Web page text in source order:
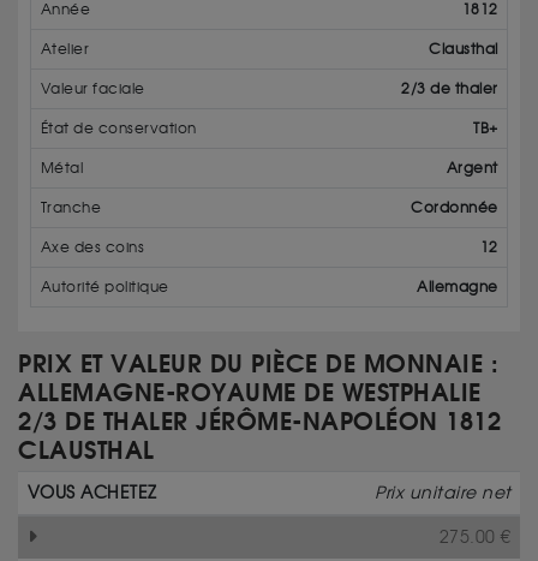
Année 1812
Atelier Clausthal
Valeur faciale 2/3 de thaler
État de conservation TB+
Métal Argent
Tranche Cordonnée
Axe des coins 12
Autorité politique Allemagne
PRIX ET VALEUR DU PIÈCE DE MONNAIE :
ALLEMAGNE-ROYAUME DE WESTPHALIE
2/3 DE THALER JÉRÔME-NAPOLÉON 1812
CLAUSTHAL
VOUS ACHETEZ Prix unitaire net
275.00 €